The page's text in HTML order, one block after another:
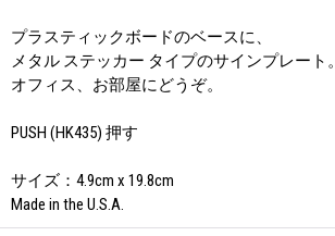
プラスティックボードのベースに、
メタル ステッカー タイプのサインプレート。
オフィス、お部屋にどうぞ。
PUSH (HK435) 押す
サイズ：4.9cm x 19.8cm
Made in the U.S.A.